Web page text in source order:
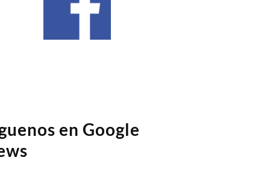
en Google